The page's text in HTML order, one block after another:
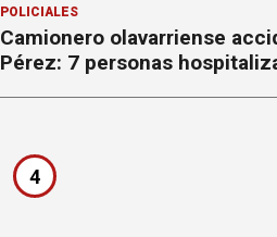
POLICIALES
Camionero olavarriense
Pérez: 7 personas
4